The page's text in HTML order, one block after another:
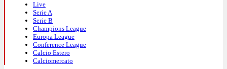
Live
Serie A
Serie B
Champions League
Europa League
Conference League
Calcio Estero
Calciomercato